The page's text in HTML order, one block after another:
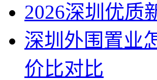
2026深圳优质
深圳外围置业
价比对比